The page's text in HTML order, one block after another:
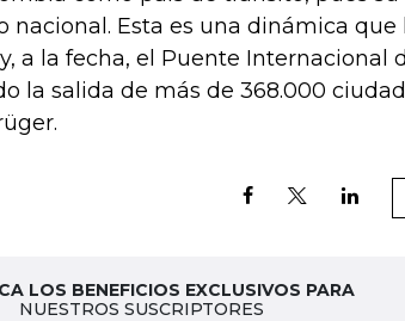
nacional. Esta es una dinámica que
a la fecha, el Puente Internacional
la salida de más de 368.000
LOS BENEFICIOS EXCLUSIVOS PARA
NUESTROS SUSCRIPTORES